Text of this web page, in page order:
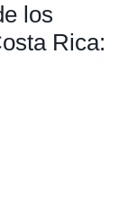
los
Rica: